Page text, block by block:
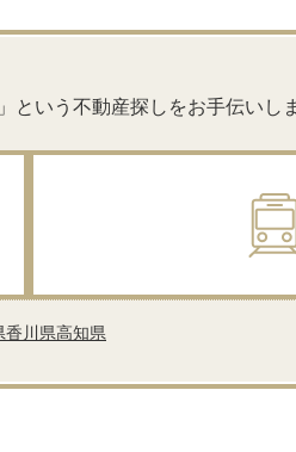
という不動産探しをお手伝いし
香川県高知県